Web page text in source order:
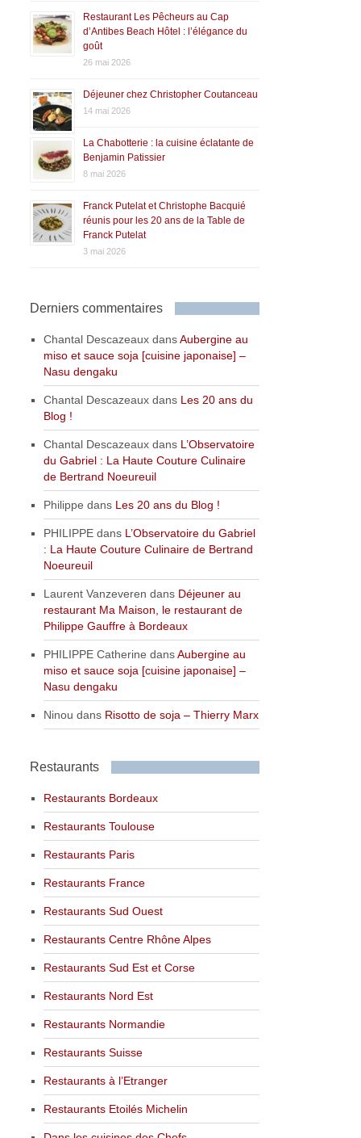
Restaurant Les Pêcheurs au Cap
d’Antibes Beach Hôtel : l’élégance du
goût
26 mai 2026
Déjeuner chez Christopher Coutanceau
14 mai 2026
La Chabotterie : la cuisine éclatante de
Benjamin Patissier
8 mai 2026
Franck Putelat et Christophe Bacquié
réunis pour les 20 ans de la Table de
Franck Putelat
3 mai 2026
Derniers commentaires
Chantal Descazeaux dansAubergine au
miso et sauce soja [cuisine japonaise] –
Nasu dengaku
Chantal Descazeaux dans Les 20 ans du
Blog !
Chantal Descazeaux dans L’Observatoire
du Gabriel : La Haute Couture Culinaire
de Bertrand Noeureuil
Philippe dans Les 20 ans du Blog !
PHILIPPE dans L’Observatoire du Gabriel
: La Haute Couture Culinaire de Bertrand
Noeureuil
Laurent Vanzeveren dans Déjeuner au
restaurant Ma Maison, le restaurant de
Philippe Gauffre à Bordeaux
PHILIPPE Catherine dansAubergine au
miso et sauce soja [cuisine japonaise] –
Nasu dengaku
Ninou dans Risotto de soja – Thierry Marx
Restaurants
Restaurants Bordeaux
Restaurants Toulouse
Restaurants Paris
Restaurants France
Restaurants Sud Ouest
Restaurants Centre Rhône Alpes
Restaurants Sud Est et Corse
Restaurants Nord Est
Restaurants Normandie
Restaurants Suisse
Restaurants à l’Etranger
Restaurants Etoilés Michelin